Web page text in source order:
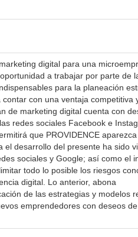
digital para una
a trabajar por parte de
para la planeación
con una ventaja competitiva
de marketing digital cuenta con
redes sociales Facebook e
que PROVIDENCE
el desarrollo del presente ha sido
sociales y Google; así como el
todo lo posible los riesgos
digital. Lo anterior, abona
de las estrategias y modelos
emprendedores con deseos